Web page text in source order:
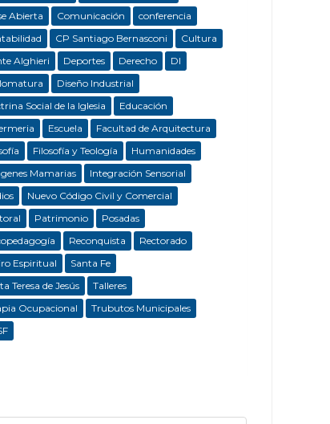
Abierta
Comunicación
conferencia
CP Santiago Bernasconi
Cultura
Alghieri
Deportes Derecho
DI
Diseño Industrial
Social de la Iglesia
Educación
Escuela
Facultad de Arquitectura
Filosofía y Teología
Humanidades
Mamarias
Integración Sensorial
Nuevo Código Civil y Comercial
Patrimonio
Posadas
Reconquista
Rectorado
Espiritual
Santa Fe
Teresa de Jesús
Talleres
Ocupacional
Trubutos Municipales